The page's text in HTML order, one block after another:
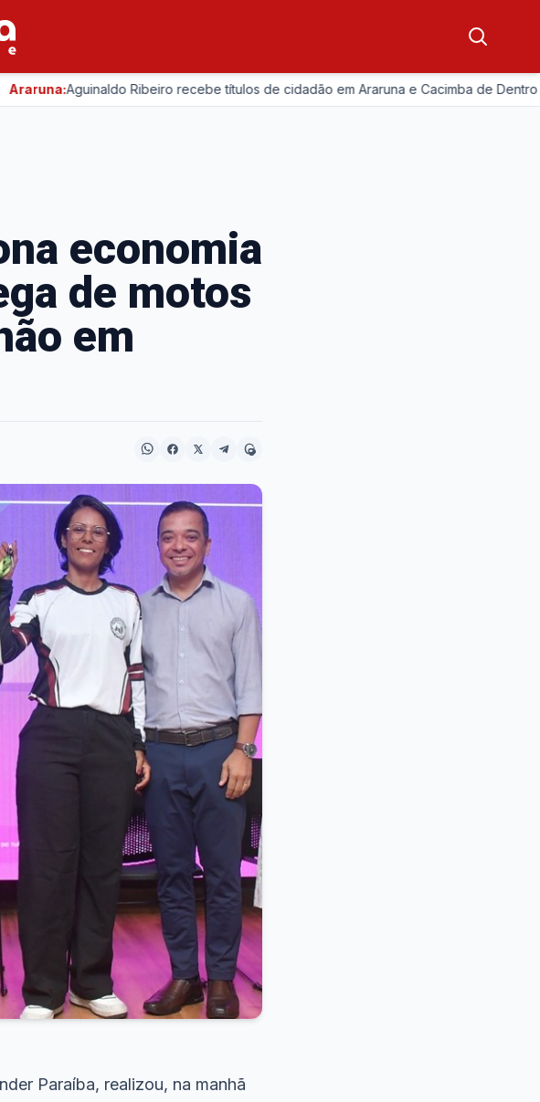
Aguinaldo Ribeiro recebe títulos de cidadão em Araruna e Cacimba de Dentro —
economia
de motos
em
Paraíba, realizou, na manhã